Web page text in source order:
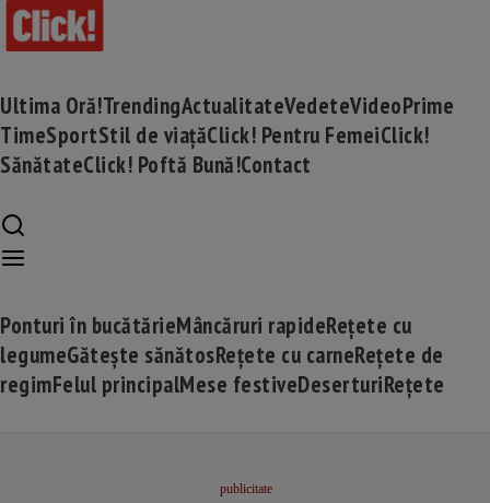
Ultima Oră!TrendingActualitateVedeteVideoPrime
TimeSportStil de viațăClick! Pentru FemeiClick!
SănătateClick! Poftă Bună!Contact
Ponturi în bucătărieMâncăruri rapideRețete cu
legumeGătește sănătosRețete cu carneRețete de
regimFelul principalMese festiveDeserturiRețete